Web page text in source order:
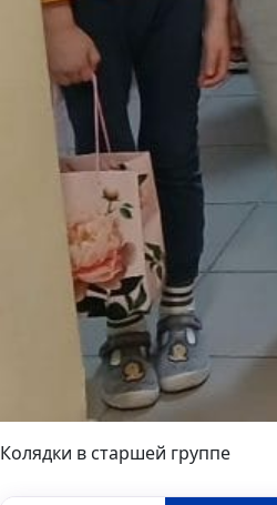
Колядки в старшей группе